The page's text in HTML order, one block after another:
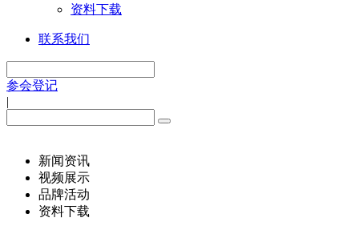
资料下载
联系我们
参会登记
|
新闻资讯
视频展示
品牌活动
资料下载